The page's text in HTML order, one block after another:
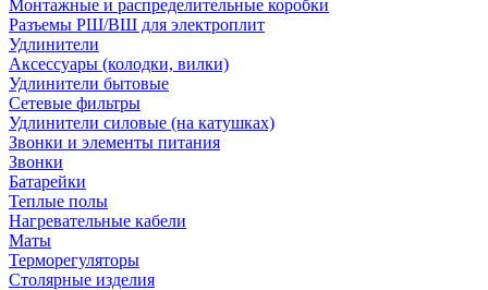
Монтажные и распределительные коробки
Разъемы РШ/ВШ для электроплит
Удлинители
Аксессуары (колодки, вилки)
Удлинители бытовые
Сетевые фильтры
Удлинители силовые (на катушках)
Звонки и элементы питания
Звонки
Батарейки
Теплые полы
Нагревательные кабели
Маты
Терморегуляторы
Столярные изделия